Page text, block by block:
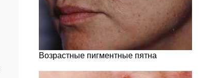
Возрастные пигментные пятна